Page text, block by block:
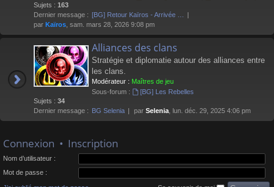
Sujets : 163
Dernier message : [BG] Retour Kaïros - Arrivée …
par Kaïros , sam. mars 28, 2026 9:08 pm
Alliances des clans
Stratégie et diplomatie autour des alliances entre
les clans.
Modérateur : Maîtres de jeu
Sous-forum :
[BG] Les Rebelles
Sujets : 34
Dernier message : BG Selenia par Selenia , lun. déc. 29, 2025 4:06 pm
Connexion • Inscription
Nom d’utilisateur :
Mot de passe :